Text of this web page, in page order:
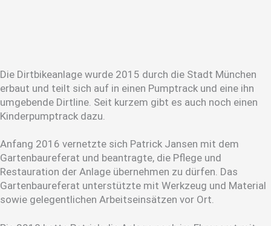
Die Dirtbikeanlage wurde 2015 durch die Stadt München
erbaut und teilt sich auf in einen Pumptrack und eine ihn
umgebende Dirtline. Seit kurzem gibt es auch noch einen
Kinderpumptrack dazu.
Anfang 2016 vernetzte sich Patrick Jansen mit dem
Gartenbaureferat und beantragte, die Pflege und
Restauration der Anlage übernehmen zu dürfen. Das
Gartenbaureferat unterstützte mit Werkzeug und Material
sowie gelegentlichen Arbeitseinsätzen vor Ort.